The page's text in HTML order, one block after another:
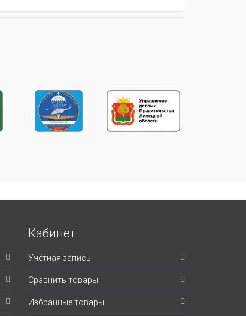
Кабинет
Учётная запись
Сравнить товары
Избранные товары